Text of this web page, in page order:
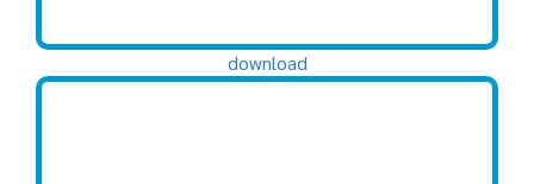
download